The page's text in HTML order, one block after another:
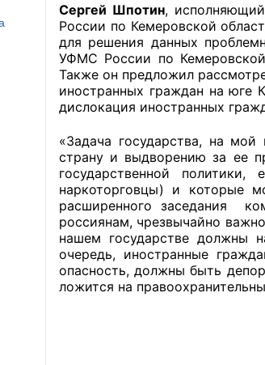
Сергей Шпотин, исполняющий
России по Кемеровской
для решения данных
УФМС России по
Также он предложил
иностранных граждан на юге
дислокация иностранных
«Задача государства, на
страну и выдворению за ее
государственной
наркоторговцы) и которые
расширенного заседания
россиянам, чрезвычайно
нашем государстве должны
очередь, иностранные
опасность, должны быть
ложится на